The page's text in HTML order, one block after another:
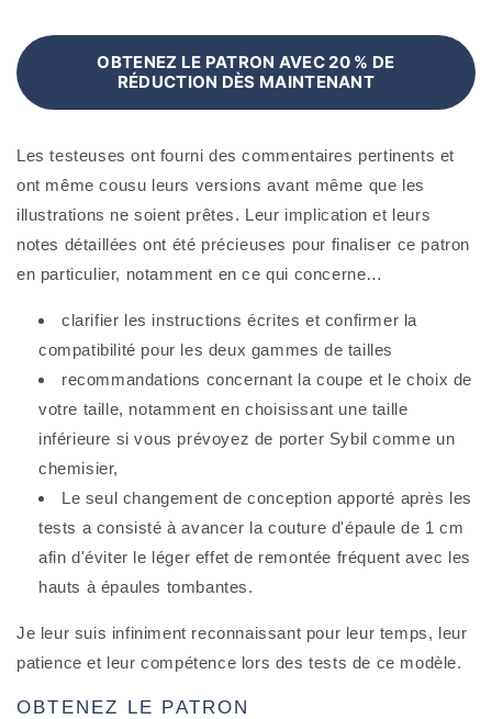
OBTENEZ LE PATRON AVEC 20 % DE
RÉDUCTION DÈS MAINTENANT
Les testeuses ont fourni des commentaires pertinents et
ont même cousu leurs versions avant même que les
illustrations ne soient prêtes. Leur implication et leurs
notes détaillées ont été précieuses pour finaliser ce patron
en particulier, notamment en ce qui concerne…
clarifier les instructions écrites et confirmer la
compatibilité pour les deux gammes de tailles
recommandations concernant la coupe et le choix de
votre taille, notamment en choisissant une taille
inférieure si vous prévoyez de porter Sybil comme un
chemisier,
Le seul changement de conception apporté après les
tests a consisté à avancer la couture d'épaule de 1 cm
afin d'éviter le léger effet de remontée fréquent avec les
hauts à épaules tombantes.
Je leur suis infiniment reconnaissant pour leur temps, leur
patience et leur compétence lors des tests de ce modèle.
OBTENEZ LE PATRON